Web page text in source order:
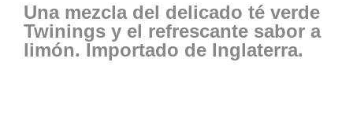
Una mezcla del delicado té verde
Twinings y el refrescante sabor a
limón. Importado de Inglaterra.